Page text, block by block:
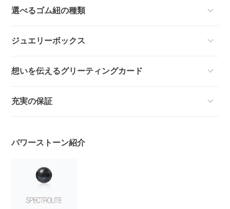
選べるゴム紐の種類
ジュエリーボックス
想いを伝えるグリーティングカード
充実の保証
パワーストーン紹介